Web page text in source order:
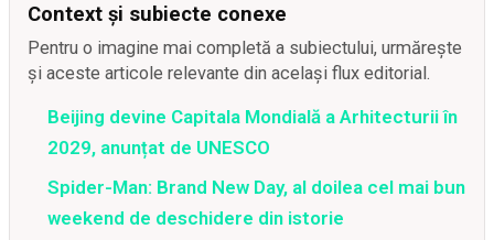
Context și subiecte conexe
Pentru o imagine mai completă a subiectului, urmărește
și aceste articole relevante din același flux editorial.
Beijing devine Capitala Mondială a Arhitecturii în
2029, anunțat de UNESCO
Spider-Man: Brand New Day, al doilea cel mai bun
weekend de deschidere din istorie